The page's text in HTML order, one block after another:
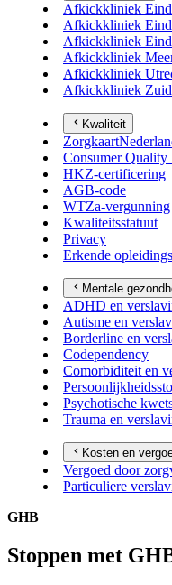
Afkickkliniek
Afkickkliniek
Afkickkliniek
Afkickkliniek
Afkickkliniek
Afkickkliniek
Kwaliteit
Consumer Quality
HKZ-certificering
AGB-code
WTZa-vergunning
Kwaliteitsstatuut
Privacy
Erkende
Mentale
ADHD en
Autisme en
Borderline en
Codependency
Comorbiditeit en
Psychotische
Trauma en
Kosten en
Vergoed door
Particuliere
GHB
Stoppen met